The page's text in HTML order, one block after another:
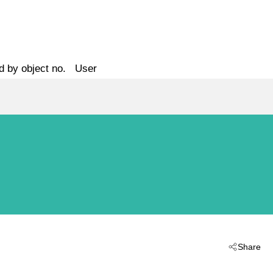
by object no. User
Share